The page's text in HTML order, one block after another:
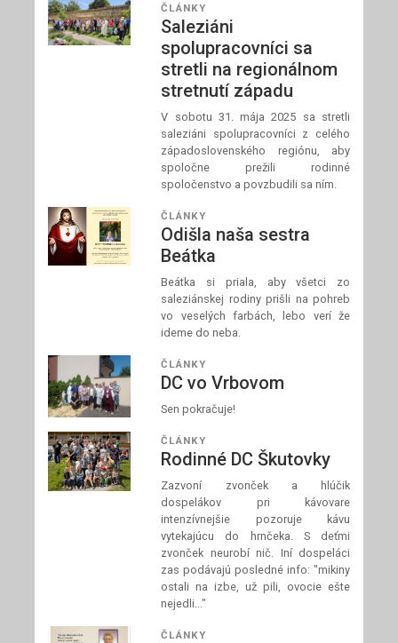
ČLÁNKY
Saleziáni
spolupracovníci sa
stretli na regionálnom
stretnutí západu
V sobotu 31. mája 2025 sa stretli
saleziáni spolupracovníci z celého
západoslovenského regiónu, aby
spoločne prežili rodinné
spoločenstvo a povzbudili sa ním.
ČLÁNKY
Odišla naša sestra
Beátka
Beátka si priala, aby všetci zo
saleziánskej rodiny prišli na pohreb
vo veselých farbách, lebo verí že
ideme do neba.
ČLÁNKY
DC vo Vrbovom
Sen pokračuje!
ČLÁNKY
Rodinné DC Škutovky
Zazvoní zvonček a hlúčik
dospelákov pri kávovare
intenzívnejšie pozoruje kávu
vytekajúcu do hrnčeka. S deťmi
zvonček neurobí nič. Iní dospeláci
zas podávajú posledné info: "mikiny
ostali na izbe, už pili, ovocie ešte
nejedli..."
ČLÁNKY